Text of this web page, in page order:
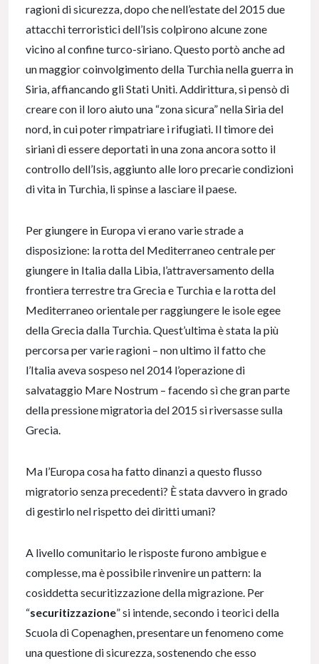
ragioni di sicurezza, dopo che nell’estate del 2015 due
attacchi terroristici dell’Isis colpirono alcune zone
vicino al confine turco-siriano. Questo portò anche ad
un maggior coinvolgimento della Turchia nella guerra in
Siria, affiancando gli Stati Uniti. Addirittura, si pensò di
creare con il loro aiuto una “zona sicura” nella Siria del
nord, in cui poter rimpatriare i rifugiati. Il timore dei
siriani di essere deportati in una zona ancora sotto il
controllo dell’Isis, aggiunto alle loro precarie condizioni
di vita in Turchia, li spinse a lasciare il paese.
Per giungere in Europa vi erano varie strade a
disposizione: la rotta del Mediterraneo centrale per
giungere in Italia dalla Libia, l’attraversamento della
frontiera terrestre tra Grecia e Turchia e la rotta del
Mediterraneo orientale per raggiungere le isole egee
della Grecia dalla Turchia. Quest’ultima è stata la più
percorsa per varie ragioni – non ultimo il fatto che
l’Italia aveva sospeso nel 2014 l’operazione di
salvataggio Mare Nostrum – facendo sì che gran parte
della pressione migratoria del 2015 si riversasse sulla
Grecia.
Ma l’Europa cosa ha fatto dinanzi a questo flusso
migratorio senza precedenti? È stata davvero in grado
di gestirlo nel rispetto dei diritti umani?
A livello comunitario le risposte furono ambigue e
complesse, ma è possibile rinvenire un pattern: la
cosiddetta securitizzazione della migrazione. Per
“securitizzazione” si intende, secondo i teorici della
Scuola di Copenaghen, presentare un fenomeno come
una questione di sicurezza, sostenendo che esso